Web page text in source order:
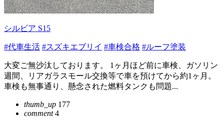
シルビア S15
#代車生活 #スズキエブリイ #車検合格 #ルーフ塗装
大変ご無沙汰しております。 1ヶ月ほど前に車検、ガソリン
週間、リアガラスモール交換等で車を預けてから約1ヶ月。
車検も無事通り、懸念された燃料タンクも問題...
thumb_up 177
comment4